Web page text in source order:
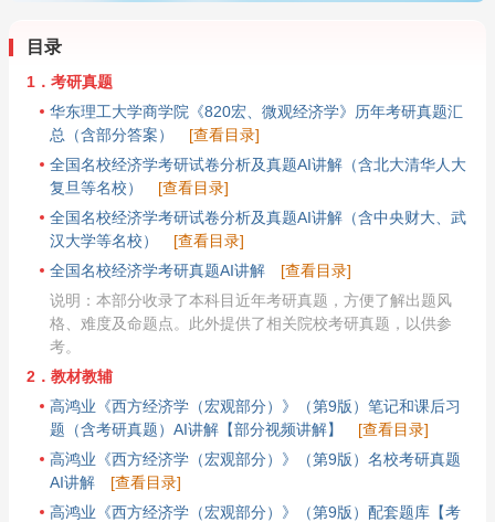
目录
1．考研真题
华东理工大学商学院《820宏、微观经济学》历年考研真题汇
总（含部分答案）
[查看目录]
全国名校经济学考研试卷分析及真题AI讲解（含北大清华人大
复旦等名校）
[查看目录]
全国名校经济学考研试卷分析及真题AI讲解（含中央财大、武
汉大学等名校）
[查看目录]
全国名校经济学考研真题AI讲解
[查看目录]
说明：本部分收录了本科目近年考研真题，方便了解出题风
格、难度及命题点。此外提供了相关院校考研真题，以供参
考。
2．教材教辅
高鸿业《西方经济学（宏观部分）》（第9版）笔记和课后习
题（含考研真题）AI讲解【部分视频讲解】
[查看目录]
高鸿业《西方经济学（宏观部分）》（第9版）名校考研真题
AI讲解
[查看目录]
高鸿业《西方经济学（宏观部分）》（第9版）配套题库【考